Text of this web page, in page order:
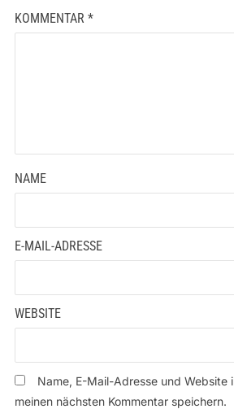
KOMMENTAR *
NAME
E-MAIL-ADRESSE
WEBSITE
Name, E-Mail-Adresse und Website
meinen nächsten Kommentar speichern.